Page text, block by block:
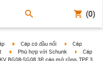
(0)
igus-icon-arrow-right
Cáp có đầu nối igus-icon-
Cáp
igus-icon-arrow-right
Phù hợp với Schunk igus-
Cáp
BG08-SG08 3P, cáp mở rộng, TPE 3